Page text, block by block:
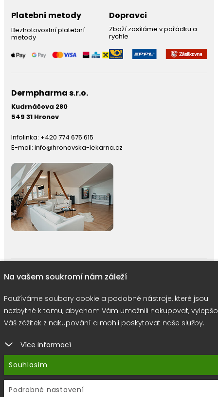
Platební metody
Bezhotovostní platební
metody
Dopravci
Zboží zasíláme v pořádku a
rychle
Dermpharma s.r.o.
Kudrnáčova 280
549 31 Hronov
Infolinka: +420 774 675 615
E-mail: info@hronovska-lekarna.cz
© 2026 | E-shop JEDNIČKY|Marketing
Na vašem soukromí nám záleží
Používáme soubory cookie a podobné nástroje, které jsou
nezbytné k tomu, abychom Vám umožnili nakupovat,
Váš zážitek z nakupování a mohli poskytovat naše služby.
Více informací
Souhlasím
Podrobné nastavení